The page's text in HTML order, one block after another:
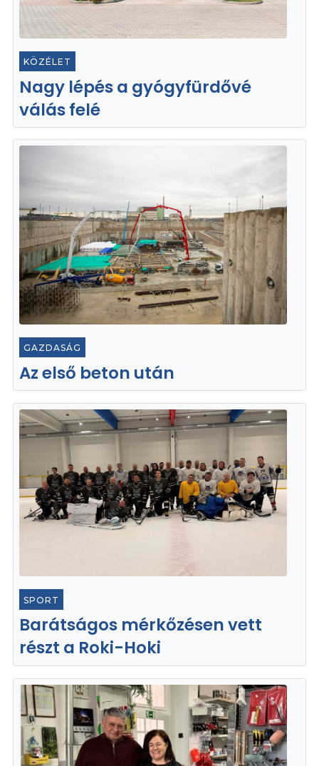
KÖZÉLET
Nagy lépés a gyógyfürdővé
válás felé
GAZDASÁG
Az első beton után
SPORT
Barátságos mérkőzésen vett
részt a Roki-Hoki